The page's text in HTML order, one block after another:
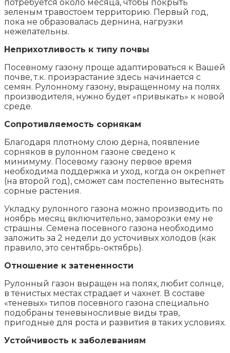
потребуется около месяца, чтобы покрыть
зеленым травостоем территорию. Первый год,
пока не образовалась дернина, нагрузки
нежелательны.
Неприхотливость к типу почвы
Посевному газону проще адаптироваться к Вашей
почве, т.к. произрастание здесь начинается с
семян. Рулонному газону, выращенному на полях
производителя, нужно будет «привыкать» к новой
среде.
Сопротивляемость сорнякам
Благодаря плотному слою дерна, появление
сорняков в рулонном газоне сведено к
минимуму. Посевому газону первое время
необходима поддержка и уход, когда он окрепнет
(на второй год), сможет сам постепенно вытеснять
сорные растения.
Укладку рулонного газона можно производить по
ноябрь месяц включительно, заморозки ему не
страшны. Семена посевного газона необходимо
заложить за 2 недели до усточивых холодов (как
правило, это сентябрь-октябрь).
Отношение к затененности
Рулонный газон выращен на полях, любит солнце,
в тенистых местах страдает и чахнет. В составе
«теневых» типов посевного газона специально
подобраны теневыносливые виды трав,
пригодные для роста и развития в таких условиях.
Устойчивость к заболеваниям